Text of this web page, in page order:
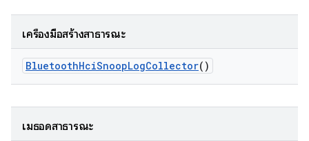
เครื่องมือสร้างสาธารณะ
BluetoothHciSnoopLogCollector()
เมธอดสาธารณะ